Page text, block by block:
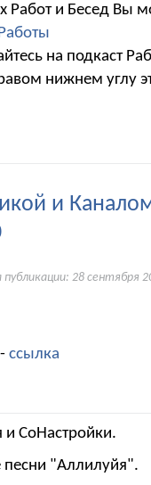
Работ и Бесед Вы
на подкаст
нижнем углу
и
28 сентября
ссылка
и СоНастройки.
песни "Аллилуйя".